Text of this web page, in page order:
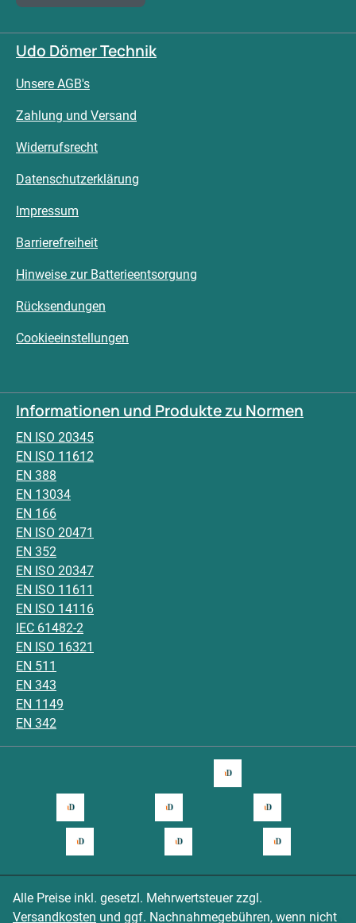
Udo Dömer Technik
Unsere AGB's
Zahlung und Versand
Widerrufsrecht
Datenschutzerklärung
Impressum
Barrierefreiheit
Hinweise zur Batterieentsorgung
Rücksendungen
Cookieeinstellungen
Informationen und Produkte zu Normen
EN ISO 20345
EN ISO 11612
EN 388
EN 13034
EN 166
EN ISO 20471
EN 352
EN ISO 20347
EN ISO 11611
EN ISO 14116
IEC 61482-2
EN ISO 16321
EN 511
EN 343
EN 1149
EN 342
Alle Preise inkl. gesetzl. Mehrwertsteuer zzgl.
Versandkosten und ggf. Nachnahmegebühren, wenn nicht